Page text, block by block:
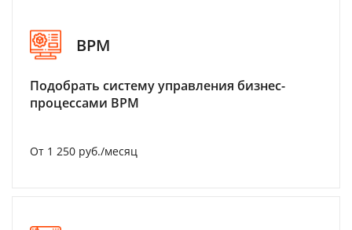
BPM
Подобрать систему управления бизнес-
процессами BPM
От 1 250 руб./месяц